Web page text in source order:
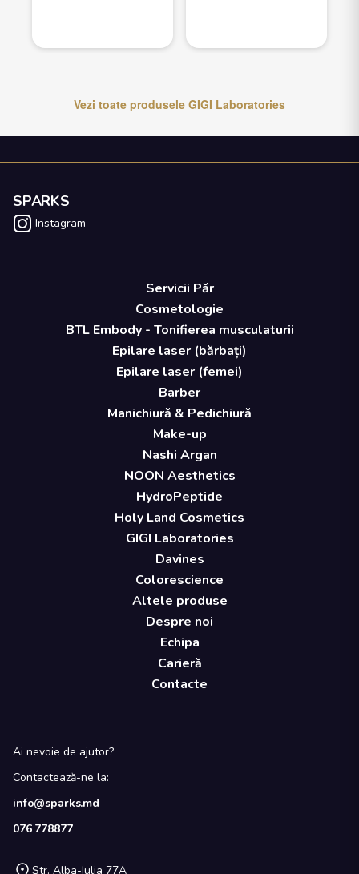
Vezi toate produsele GIGI Laboratories
SPARKS
Instagram
Servicii Păr
Cosmetologie
BTL Embody - Tonifierea musculaturii
Epilare laser (bărbați)
Epilare laser (femei)
Barber
Manichiură & Pedichiură
Make-up
Nashi Argan
NOON Aesthetics
HydroPeptide
Holy Land Cosmetics
GIGI Laboratories
Davines
Colorescience
Altele produse
Despre noi
Echipa
Carieră
Contacte
Ai nevoie de ajutor?
Contactează-ne la:
info@sparks.md
076 778877
Str. Alba-Iulia 77A